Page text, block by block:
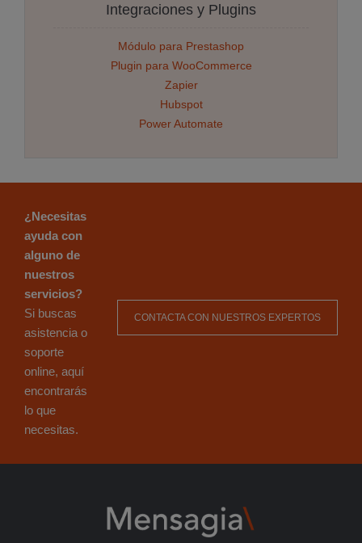
Integraciones y Plugins
Módulo para Prestashop
Plugin para WooCommerce
Zapier
Hubspot
Power Automate
¿Necesitas
ayuda con
alguno de
nuestros
servicios?
Si buscas
asistencia o
soporte
online, aquí
encontrarás
lo que
necesitas.
CONTACTA CON NUESTROS EXPERTOS